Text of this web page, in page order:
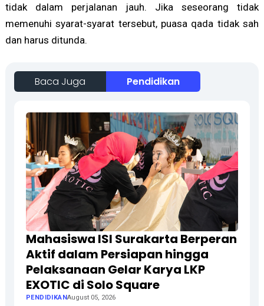
tidak dalam perjalanan jauh. Jika seseorang tidak
memenuhi syarat-syarat tersebut, puasa qada tidak sah
dan harus ditunda.
Baca Juga Pendidikan
Mahasiswa ISI Surakarta Berperan
Aktif dalam Persiapan hingga
Pelaksanaan Gelar Karya LKP
EXOTIC di Solo Square
PENDIDIKANAugust 05, 2026